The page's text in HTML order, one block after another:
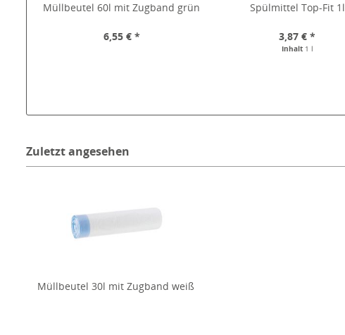
Müllbeutel 60l mit Zugband grün
6,55 € *
Spülmittel Top-Fit 1l
3,87 € *
Inhalt 1 l
Zuletzt angesehen
Müllbeutel 30l mit Zugband weiß